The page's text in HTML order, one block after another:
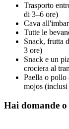
Trasporto
di 3–6 ore)
Cava
Tutte le
Snack, frutta
3 ore)
Snack e un
crociera al
Paella o pollo
mojos
Hai domande